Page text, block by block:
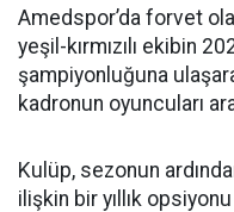
Amedspor’da forvet
yeşil-kırmızılı ekibin
şampiyonluğuna
kadronun oyuncuları
Kulüp, sezonun
ilişkin bir yıllık